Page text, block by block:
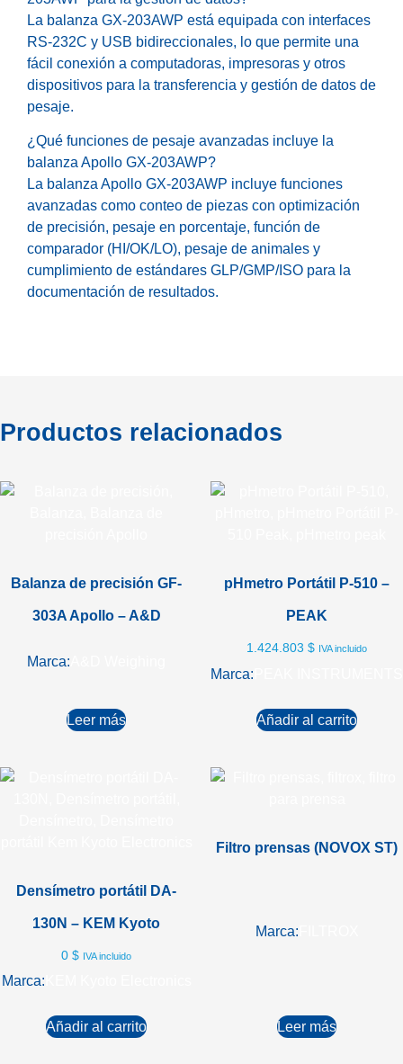
La balanza GX-203AWP está equipada con interfaces
RS-232C y USB bidireccionales, lo que permite una
fácil conexión a computadoras, impresoras y otros
dispositivos para la transferencia y gestión de datos de
pesaje.
¿Qué funciones de pesaje avanzadas incluye la
balanza Apollo GX-203AWP?
La balanza Apollo GX-203AWP incluye funciones
avanzadas como conteo de piezas con optimización
de precisión, pesaje en porcentaje, función de
comparador (HI/OK/LO), pesaje de animales y
cumplimiento de estándares GLP/GMP/ISO para la
documentación de resultados.
Productos relacionados
Balanza de precisión GF-
303A Apollo – A&D
Marca:
Leer más
pHmetro Portátil P-510 –
PEAK
1.424.803 $ IVA incluido
Marca:
Añadir al carrito
Densímetro portátil DA-
130N – KEM Kyoto
0 $ IVA incluido
Marca:
Añadir al carrito
Filtro prensas (NOVOX ST)
Marca:
Leer más